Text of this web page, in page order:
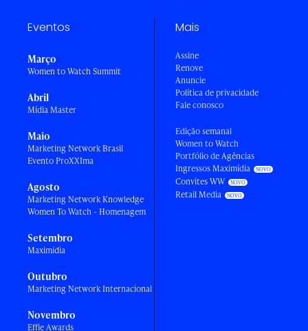
Eventos
Março
Women to Watch Summit
Abril
Mídia Master
Maio
Marketing Network Brasil
Evento ProXXIma
Agosto
Marketing Network Knowledge
Women To Watch - Homenagem
Setembro
Maximídia
Outubro
Marketing Network Internacional
Novembro
Effie Awards
Mais
Assine
Renove
Anuncie
Política de privacidade
Fale conosco
Edição semanal
Women to Watch
Portfólio de Agências
Ingressos Maximídia
Convites WW
Retail Media